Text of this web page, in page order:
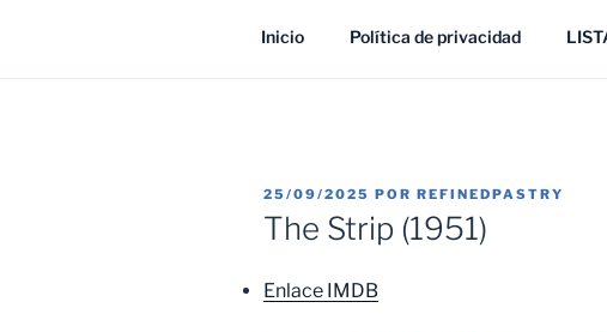
Inicio Política de privacidad
PUBLICADO
EL
25/09/2025 POR REFINEDPASTRY
The Strip (1951)
Enlace IMDB